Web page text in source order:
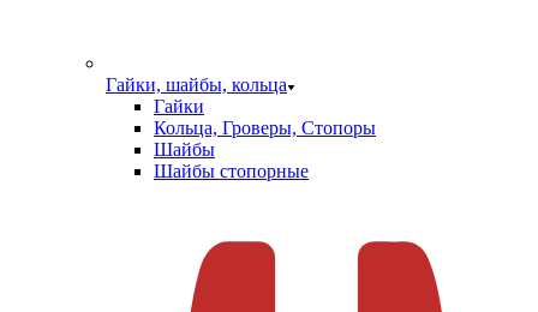
Гайки, шайбы, кольца
Гайки
Кольца, Гроверы, Стопоры
Шайбы
Шайбы стопорные